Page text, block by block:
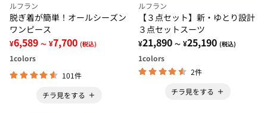
ルフラン
脱ぎ着が簡単！オールシーズン
ワンピース
¥6,589 ～ ¥7,700 (税込)
1colors
101件
チラ見をする
ルフラン
【３点セット】新・ゆとり設計
３点セットスーツ
¥21,890 ～ ¥25,190 (税込)
1colors
2件
チラ見をする